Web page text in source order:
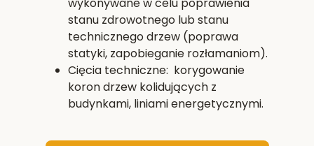
wykonywane w celu poprawienia
stanu zdrowotnego lub stanu
technicznego drzew (poprawa
statyki, zapobieganie rozłamaniom).
Cięcia techniczne: korygowanie
koron drzew kolidujących z
budynkami, liniami energetycznymi.